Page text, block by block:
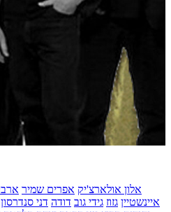
אלון אולארצ'יק אפרים שמיר
איינשטיין גזוז גידי גוב דודה דני סנדרסון